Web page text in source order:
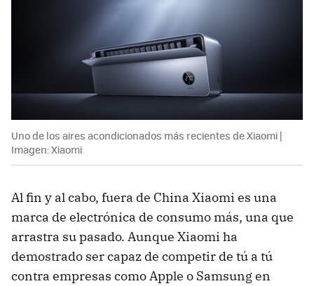
Uno de los aires acondicionados más recientes de Xiaomi |
Imagen: Xiaomi
Al fin y al cabo, fuera de China Xiaomi es una
marca de electrónica de consumo más, una que
arrastra su pasado. Aunque Xiaomi ha
demostrado ser capaz de competir de tú a tú
contra empresas como Apple o Samsung en